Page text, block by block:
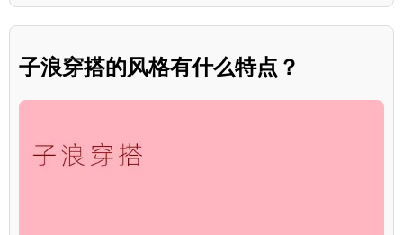
子浪穿搭的风格有什么特点？